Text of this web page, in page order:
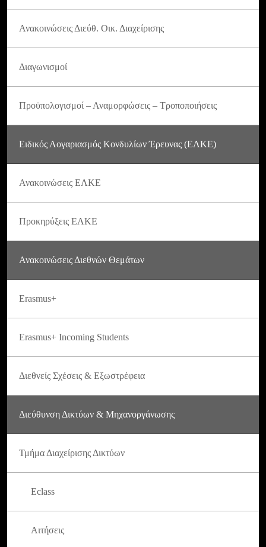
Ανακοινώσεις Διεύθ. Οικ. Διαχείρισης
Διαγωνισμοί
Προϋπολογισμοί – Αναμορφώσεις – Τροποποιήσεις
Ειδικός Λογαριασμός Κονδυλίων Έρευνας (ΕΛΚΕ)
Ανακοινώσεις ΕΛΚΕ
Προκηρύξεις ΕΛΚΕ
Ανακοινώσεις Διεθνών Θεμάτων
Erasmus+
Erasmus+ Incoming Students
Διεθνείς Σχέσεις & Εξωστρέφεια
Διεύθυνση Δικτύων & Μηχανοργάνωσης
Τμήμα Διαχείρισης Δικτύων
Eclass
Αιτήσεις